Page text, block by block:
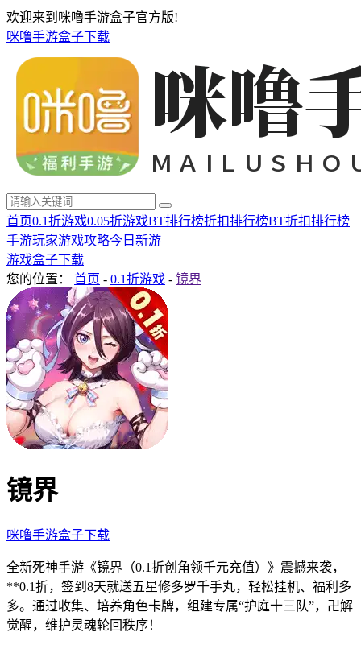
欢迎来到咪噜手游盒子官方版!
咪噜手游盒子下载
首页0.1折游戏0.05折游戏BT排行榜折扣排行榜BT折扣排行榜
手游玩家游戏攻略今日新游
游戏盒子下载
您的位置： 首页 - 0.1折游戏 - 镜界
镜界
咪噜手游盒子下载
全新死神手游 《镜界（0.1折创角领千元充值）》震撼来袭，
**0.1折，签到8天就送五星修多罗千手丸，轻松挂机、福利多
多。通过收集、培养角色卡牌，组建专属“护庭十三队”，卍解
觉醒，维护灵魂轮回秩序！